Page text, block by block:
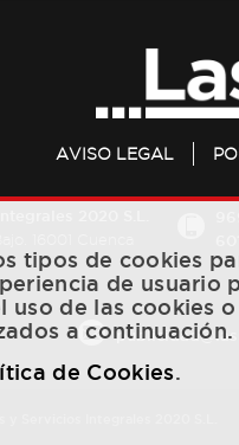
AVISO LEGAL
tipos de cookies
de usuario
uso de las cookies
a continuación.
de Cookies.